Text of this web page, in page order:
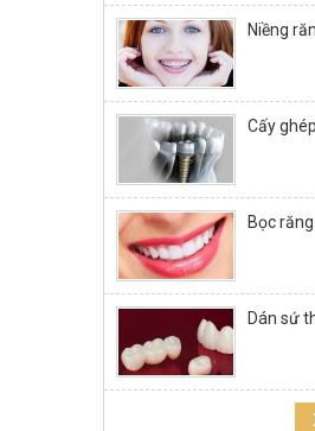
Niềng
Cấy
Bọc
Dán sứ